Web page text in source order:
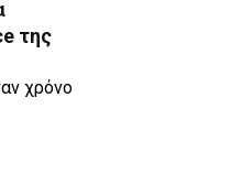
της
χρόνο